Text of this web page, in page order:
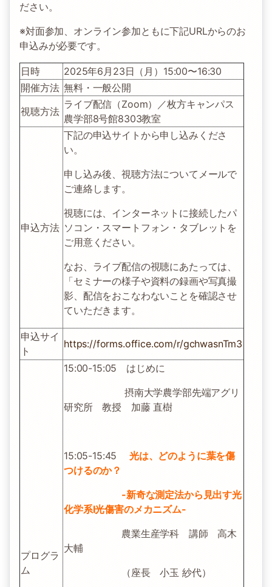
ださい。
※対面参加、オンライン参加ともに下記URLからのお
申込みが必要です。
日時
2025年6月23日（月）15:00〜16:30
開催方法 無料・一般公開
視聴方法
ライブ配信（Zoom）／枚方キャンパス
農学部8号館8303教室
申込方法
下記の申込サイトから申し込みくださ
い。
申し込み後、視聴方法についてメールで
ご連絡します。
視聴には、インターネットに接続したパ
ソコン・スマートフォン・タブレットを
ご用意ください。
なお、ライブ配信の視聴にあたっては、
「セミナーの様子や資料の録画や写真撮
影、配信をおこなわないことを確認させ
ていただきます。
申込サイ
ト
https://forms.office.com/r/gchwasnTm3
プログラ
ム
15:00-15:05 はじめに
摂南大学農学部先端アグリ
研究所 教授 加藤 直樹
15:05-15:45
光は、どのように葉を傷
つけるのか？
-新奇な測定法から見出す光
化学系I光傷害のメカニズム-
農業生産学科 講師 高木
大輔
（座長 小玉 紗代）